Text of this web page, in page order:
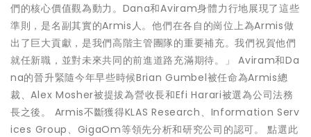
們的核心價值觀為動力。Dana和Aviram身體力行地展現了這些
準則，是名副其實的Armis人。他們在各自的崗位上為Armis做
出了巨大貢獻，是我們高階主管團隊的重要補充。我們祝賀他們
就任新職，並對未來共同的前進道路充滿期待。」 Aviram和Da
na的晉升緊隨今年早些時候Brian Gumbel被任命為Armis總
裁、Alex Mosher被提拔為營收長和Efi Harari被選為公司法務
長之後。 Armis不斷獲得KLAS Research、Information Serv
ices Group、GigaOm等領先分析和研究公司的認可。 點選此